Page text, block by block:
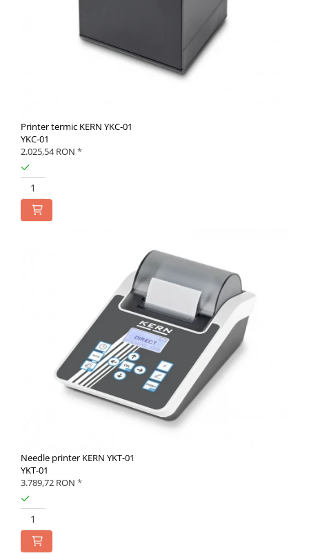
Printer termic KERN YKC-01
YKC-01
2.025,54 RON *
Needle printer KERN YKT-01
YKT-01
3.789,72 RON *